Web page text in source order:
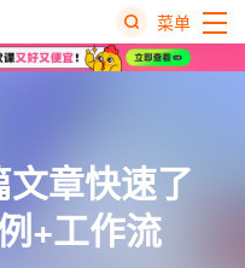
菜单
章快速了
+工作流